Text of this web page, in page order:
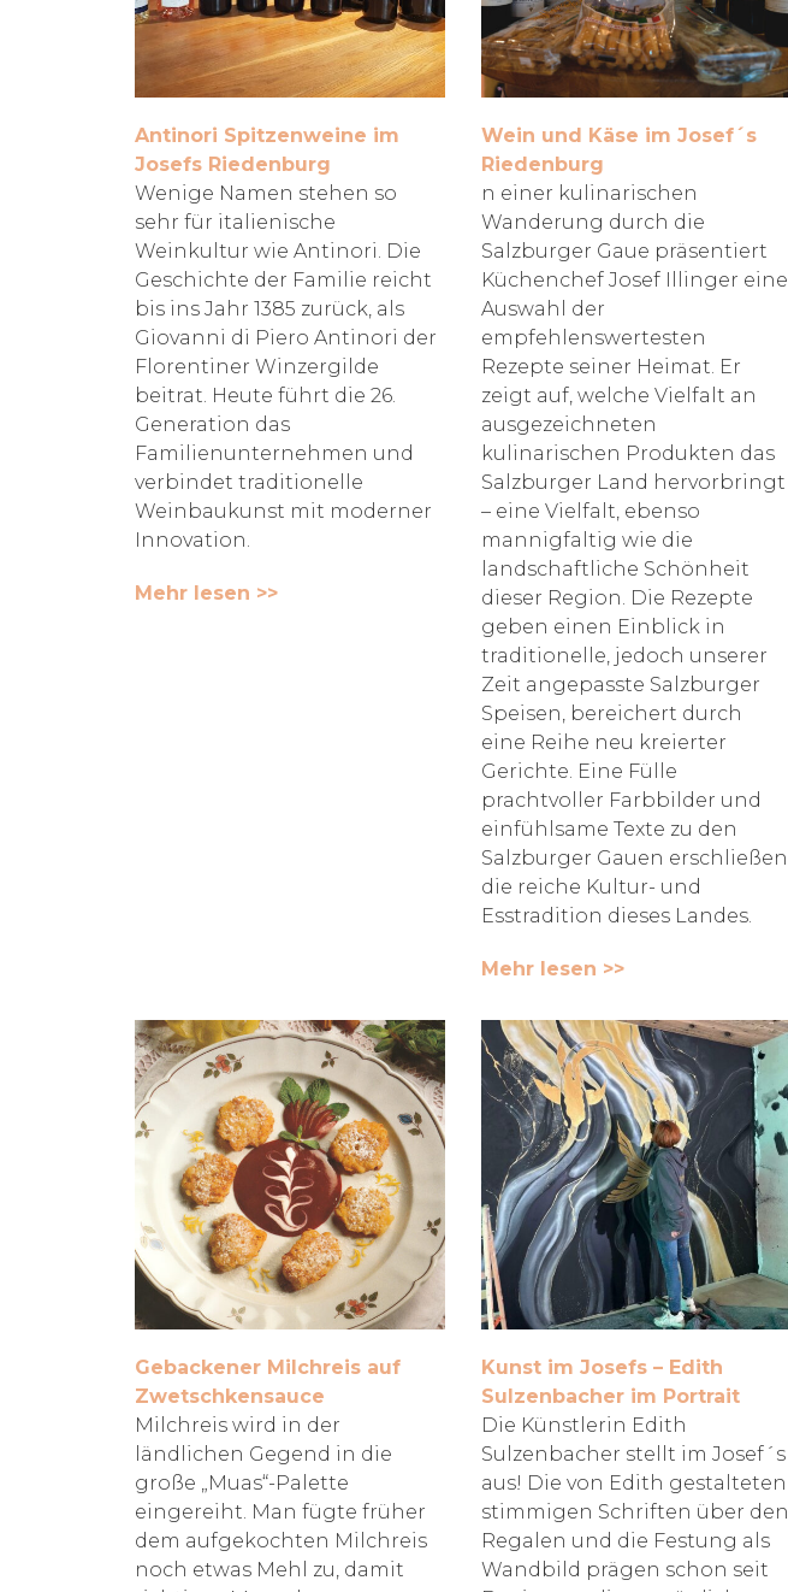
Antinori Spitzenweine im
Josefs Riedenburg
Wenige Namen stehen so
sehr für italienische
Weinkultur wie Antinori. Die
Geschichte der Familie reicht
bis ins Jahr 1385 zurück, als
Giovanni di Piero Antinori der
Florentiner Winzergilde
beitrat. Heute führt die 26.
Generation das
Familienunternehmen und
verbindet traditionelle
Weinbaukunst mit moderner
Innovation.
Mehr lesen >>
Wein und Käse im Josef´s
Riedenburg
n einer kulinarischen
Wanderung durch die
Salzburger Gaue präsentiert
Küchenchef Josef Illinger eine
Auswahl der
empfehlenswertesten
Rezepte seiner Heimat. Er
zeigt auf, welche Vielfalt an
ausgezeichneten
kulinarischen Produkten das
Salzburger Land hervorbringt
– eine Vielfalt, ebenso
mannigfaltig wie die
landschaftliche Schönheit
dieser Region. Die Rezepte
geben einen Einblick in
traditionelle, jedoch unserer
Zeit angepasste Salzburger
Speisen, bereichert durch
eine Reihe neu kreierter
Gerichte. Eine Fülle
prachtvoller Farbbilder und
einfühlsame Texte zu den
Salzburger Gauen erschließen
die reiche Kultur- und
Esstradition dieses Landes.
Mehr lesen >>
Gebackener Milchreis auf
Zwetschkensauce
Milchreis wird in der
ländlichen Gegend in die
große „Muas“-Palette
eingereiht. Man fügte früher
dem aufgekochten Milchreis
noch etwas Mehl zu, damit
Kunst im Josefs – Edith
Sulzenbacher im Portrait
Die Künstlerin Edith
Sulzenbacher stellt im Josef´s
aus! Die von Edith gestalteten
stimmigen Schriften über den
Regalen und die Festung als
Wandbild prägen schon seit